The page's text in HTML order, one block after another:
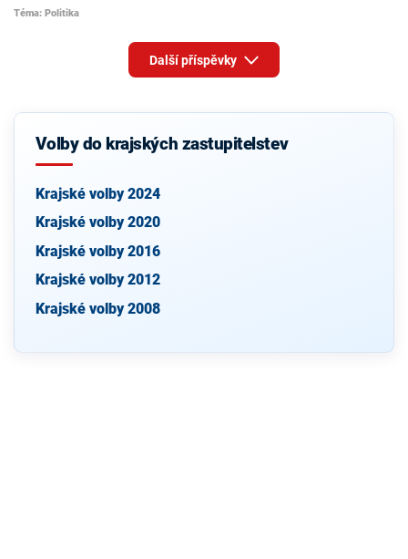
Téma: Politika
Další příspěvky
Volby do krajských zastupitelstev
Krajské volby 2024
Krajské volby 2020
Krajské volby 2016
Krajské volby 2012
Krajské volby 2008